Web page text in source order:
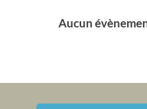
Aucun